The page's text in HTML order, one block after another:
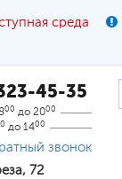
среда
45-35
00 до 2000
до 1400
звонок
72